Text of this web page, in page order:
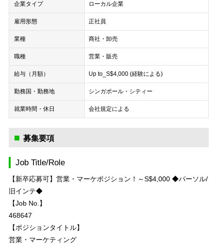
企業タイプ ローカル企業
雇用形態 正社員
業種 商社・卸売
職種 営業・販売
給与（月額） Up to_S$4,000 (経験による)
勤務国・勤務地 シンガポール・シティー
就業時間・休日 会社規定による
募集要項
Job Title/Role
【新卒応募可】営業・マーケポジション！～S$4,000 ◆パーソル/
旧インテ◆
【Job No.】
468647
【ポジションタイトル】
営業・マーケティング